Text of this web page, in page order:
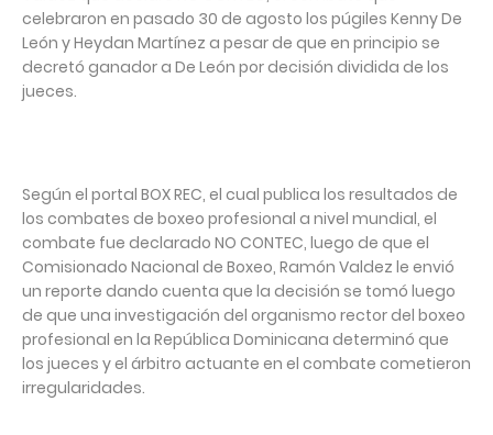
celebraron en pasado 30 de agosto los púgiles Kenny De
León y Heydan Martínez a pesar de que en principio se
decretó ganador a De León por decisión dividida de los
jueces.
Según el portal BOX REC, el cual publica los resultados de
los combates de boxeo profesional a nivel mundial, el
combate fue declarado NO CONTEC, luego de que el
Comisionado Nacional de Boxeo, Ramón Valdez le envió
un reporte dando cuenta que la decisión se tomó luego
de que una investigación del organismo rector del boxeo
profesional en la República Dominicana determinó que
los jueces y el árbitro actuante en el combate cometieron
irregularidades.